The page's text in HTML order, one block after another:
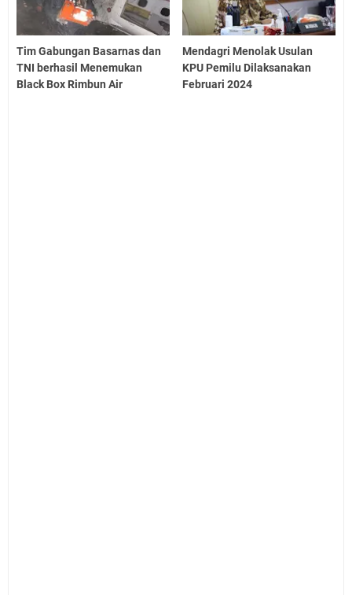
Tim Gabungan Basarnas dan
TNI berhasil Menemukan
Black Box Rimbun Air
Mendagri Menolak Usulan
KPU Pemilu Dilaksanakan
Februari 2024